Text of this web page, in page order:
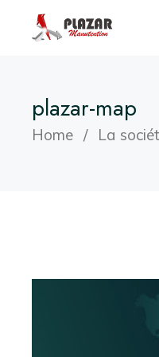
plazar-map
Home La